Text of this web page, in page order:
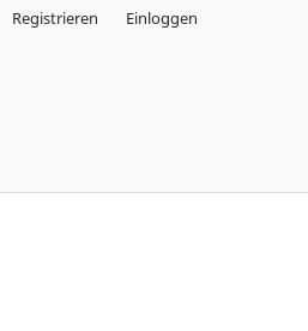
Registrieren Einloggen